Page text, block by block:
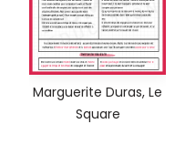
Marguerite Duras, Le
Square